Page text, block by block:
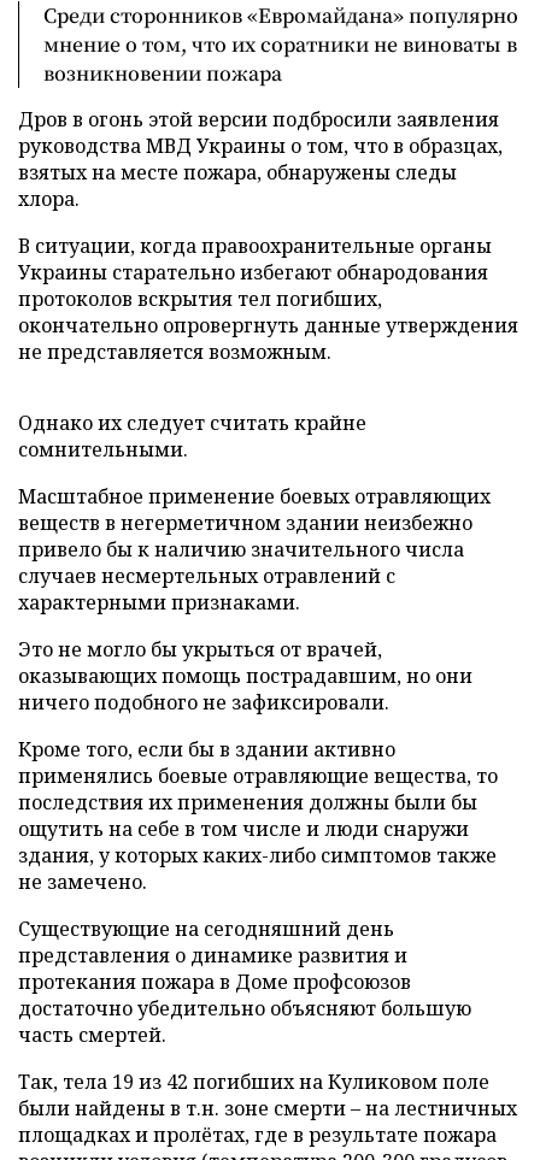
Среди сторонников «Евромайдана» популярно
мнение о том, что их соратники не виноваты в
возникновении пожара
Дров в огонь этой версии подбросили заявления
руководства МВД Украины о том, что в образцах,
взятых на месте пожара, обнаружены следы
хлора.
В ситуации, когда правоохранительные органы
Украины старательно избегают обнародования
протоколов вскрытия тел погибших,
окончательно опровергнуть данные утверждения
не представляется возможным.
Однако их следует считать крайне
сомнительными.
Масштабное применение боевых отравляющих
веществ в негерметичном здании неизбежно
привело бы к наличию значительного числа
случаев несмертельных отравлений с
характерными признаками.
Это не могло бы укрыться от врачей,
оказывающих помощь пострадавшим, но они
ничего подобного не зафиксировали.
Кроме того, если бы в здании активно
применялись боевые отравляющие вещества, то
последствия их применения должны были бы
ощутить на себе в том числе и люди снаружи
здания, у которых каких-либо симптомов также
не замечено.
Существующие на сегодняшний день
представления о динамике развития и
протекания пожара в Доме профсоюзов
достаточно убедительно объясняют большую
часть смертей.
Так, тела 19 из 42 погибших на Куликовом поле
были найдены в т.н. зоне смерти – на лестничных
площадках и пролётах, где в результате пожара